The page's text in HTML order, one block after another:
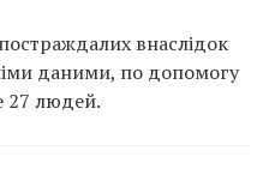
внаслідок
даними, по допомогу
27 людей.